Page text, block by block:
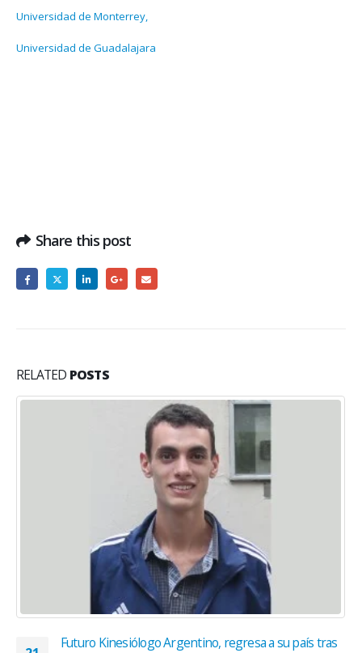
Universidad de Monterrey,
Universidad de Guadalajara
Share this post
RELATED POSTS
Futuro Kinesiólogo Argentino, regresa a su país tras